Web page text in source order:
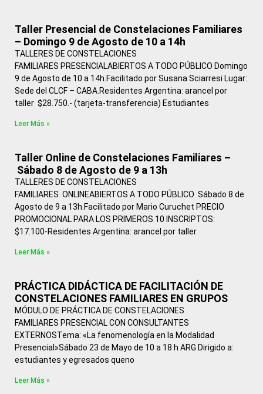
Taller Presencial de Constelaciones Familiares
– Domingo 9 de Agosto de 10 a 14h
TALLERES DE CONSTELACIONES
FAMILIARES PRESENCIALABIERTOS A TODO PÚBLICO Domingo
9 de Agosto de 10 a 14h.Facilitado por Susana Sciarresi Lugar:
Sede del CLCF – CABA.Residentes Argentina: arancel por
taller $28.750.- (tarjeta-transferencia) Estudiantes
Leer Más »
Taller Online de Constelaciones Familiares –
Sábado 8 de Agosto de 9 a 13h
TALLERES DE CONSTELACIONES
FAMILIARES ONLINEABIERTOS A TODO PÚBLICO Sábado 8 de
Agosto de 9 a 13h.Facilitado por Mario Curuchet PRECIO
PROMOCIONAL PARA LOS PRIMEROS 10 INSCRIPTOS:
$17.100-Residentes Argentina: arancel por taller
Leer Más »
PRÁCTICA DIDÁCTICA DE FACILITACIÓN DE
CONSTELACIONES FAMILIARES EN GRUPOS
MÓDULO DE PRÁCTICA DE CONSTELACIONES
FAMILIARES PRESENCIAL CON CONSULTANTES
EXTERNOSTema: «La fenomenología en la Modalidad
Presencial»Sábado 23 de Mayo de 10 a 18 h ARG Dirigido a:
estudiantes y egresados queno
Leer Más »